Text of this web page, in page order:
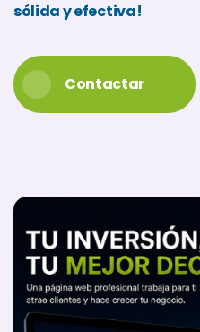
sólida y efectiva!
Contactar